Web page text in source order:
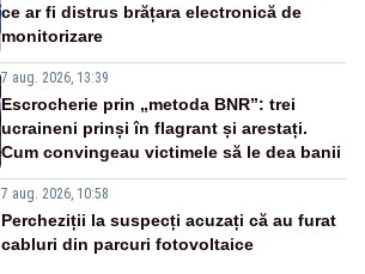
ce ar fi distrus brățara electronică de
monitorizare
7 aug. 2026, 13:39
Escrocherie prin „metoda BNR”: trei
ucraineni prinși în flagrant și arestați.
Cum convingeau victimele să le dea banii
7 aug. 2026, 10:58
Percheziții la suspecți acuzați că au furat
cabluri din parcuri fotovoltaice